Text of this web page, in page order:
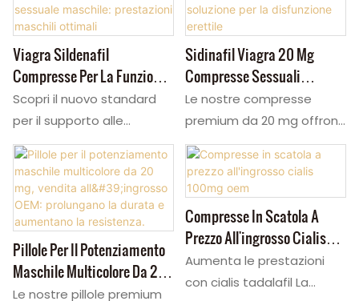
Viagra Sildenafil
Compresse Per La Funzione
Sessuale Maschile:
Prestazioni Maschili
Ottimali
Scopri il nuovo standard
per il supporto alle
prestazioni maschili.
Queste compresse di
integratori per uomini
offrono energia e
prestazioni maschili di
altissimo livello. Come
pillole booster per la virilità
di prima qualità,
Sidinafil Viagra 20 Mg
Compresse Sessuali
Maschili Soluzione Per La
Disfunzione Erettile
Le nostre compresse
premium da 20 mg offrono
una soluzione affidabile
per la DE, agendo come un
farmaco ad azione rapida.
Queste compresse per la
disfunzione erettile
migliorano le prestazioni e
il controllo maschile. Ideali
Pillole Per Il Potenziamento
Maschile Multicolore Da 20
Mg, Vendita All'ingrosso
Le nostre pillole premium
Compresse In Scatola A
Prezzo All'ingrosso Cialis
100mg Oem
Aumenta le prestazioni
con cialis tadalafil La